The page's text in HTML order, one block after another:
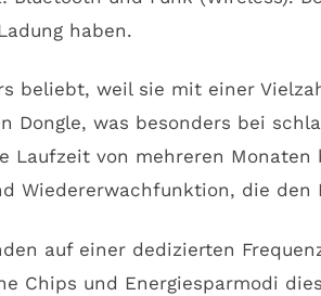
haben.
beliebt, weil sie mit einer
Dongle, was besonders bei
Laufzeit von mehreren
Wiedererwachfunktion, die
auf einer dedizierten
Chips und Energiesparmodi